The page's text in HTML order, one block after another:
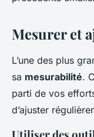
Mesurer et
L’une des plus
sa mesurabilité.
parti de vos
d’ajuster